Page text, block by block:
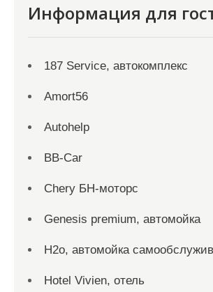
Информация для
187 Service, автокомплекс
Amort56
Autohelp
BB-Car
Chery БН-моторс
Genesis premium, автомойка
H2o, автомойка
Hotel Vivien, отель